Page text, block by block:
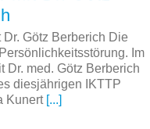
Dr. Götz Berberich Die
Im
Dr. med. Götz Berberich
diesjährigen IKTTP
Kunert[...]